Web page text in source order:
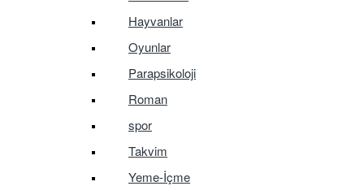
Hayvanlar
Oyunlar
Parapsikoloji
Roman
spor
Takvim
Yeme-İçme